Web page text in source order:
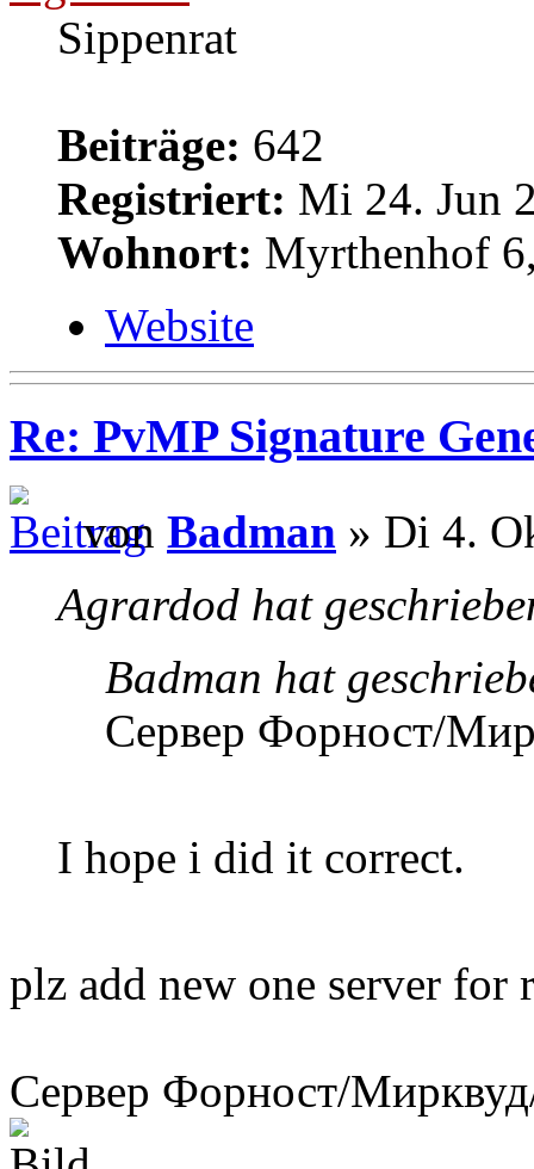
Sippenrat
Beiträge: 642
Registriert: Mi 24. Jun
Wohnort: Myrthenhof
Website
Re: PvMP Signature
von Badman » Di 4.
Agrardod hat
Badman hat
Сервер Форност/
I hope i did it correct.
plz add new one server for
Сервер Форност/